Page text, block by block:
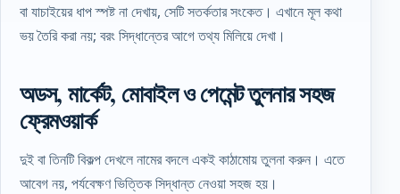
বা যাচাইয়ের ধাপ স্পষ্ট না দেখায়, সেটি সতর্কতার সংকেত। এখানে মূল কথা
ভয় তৈরি করা নয়; বরং সিদ্ধান্তের আগে তথ্য মিলিয়ে দেখা।
অডস, মার্কেট, মোবাইল ও পেমেন্ট তুলনার সহজ
ফ্রেমওয়ার্ক
দুই বা তিনটি বিকল্প দেখলে নামের বদলে একই কাঠামোয় তুলনা করুন। এতে
আবেগ নয়, পর্যবেক্ষণ ভিত্তিক সিদ্ধান্ত নেওয়া সহজ হয়।